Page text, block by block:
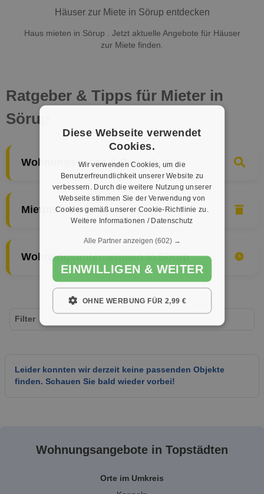
Häuser zur Miete in Sörup entdecken
Haus mieten in Sörup . Jetzt aktuelle Angebote für Häuser
zur Miete finden.
Ratgeber & Tipps für Mieter in
Sörup
Wohnungssuche & Bewerbung
Mietpreise in Sörup
Wohnungsunternehmen in Sörup
Leider konnten wir derzeit keine passenden Objekte
finden. Schauen Sie bald wieder vorbei!
Filter
Wohnungsangebote in Topstädten
Orte im Umkreis
Diese Webseite verwendet
Cookies.
Wir verwenden Cookies, um die
Benutzerfreundlichkeit unserer Website zu
verbessern. Durch die weitere Nutzung unserer
Webseite stimmen Sie der Verwendung von
Cookies gemäß unserer Cookie-Richtlinie zu.
Weitere Informationen / Datenschutz
Alle Partner anzeigen (602) →
EINWILLIGEN & WEITER
OHNE WERBUNG FÜR 2,99 €